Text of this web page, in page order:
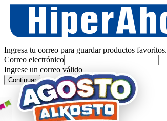
Ingresa tu correo para guardar productos favoritos.
Correo electrónico
Ingrese un correo válido
Continuar